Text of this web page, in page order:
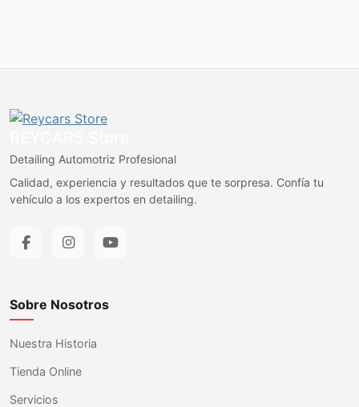
Detailing Automotriz Profesional
Calidad, experiencia y resultados que te sorpresa. Confía tu
vehículo a los expertos en detailing.
Sobre Nosotros
Nuestra Historia
Tienda Online
Servicios